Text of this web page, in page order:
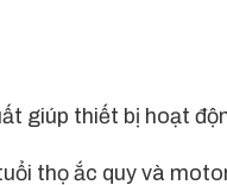
giúp thiết bị hoạt
thọ ắc quy và